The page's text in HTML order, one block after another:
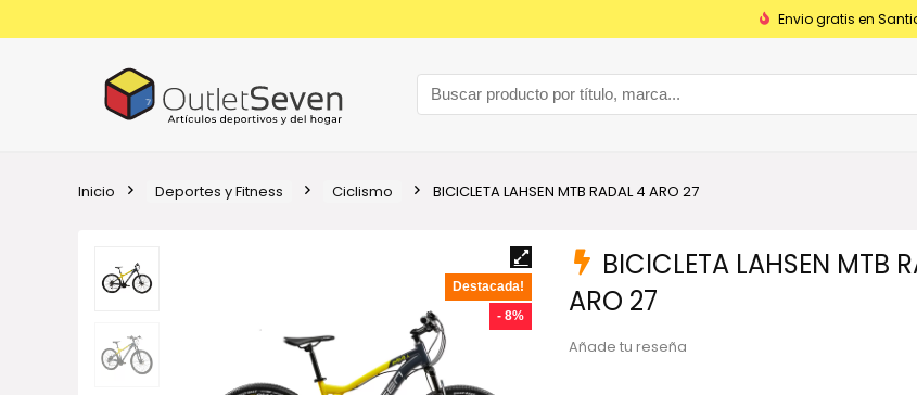
Envio gratis en
Inicio Deportes y Fitness Ciclismo BICICLETA LAHSEN MTB RADAL 4 ARO 27
Destacada!
- 8%
BICICLETA LAHSEN MTB
ARO 27
Añade tu reseña